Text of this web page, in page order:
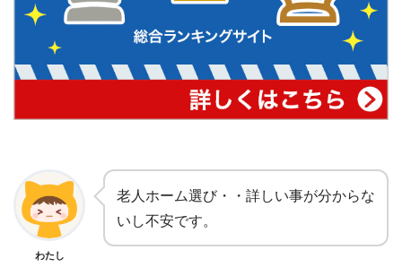
わたし
老人ホーム選び・・詳しい事が分からな
いし不安です。